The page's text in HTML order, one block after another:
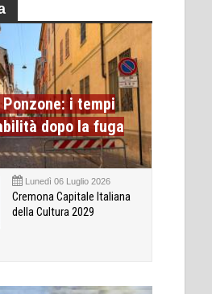
Ponzone: i tempi
dopo la fuga
Lunedì 06 Luglio 2026
Cremona Capitale Italiana
della Cultura 2029